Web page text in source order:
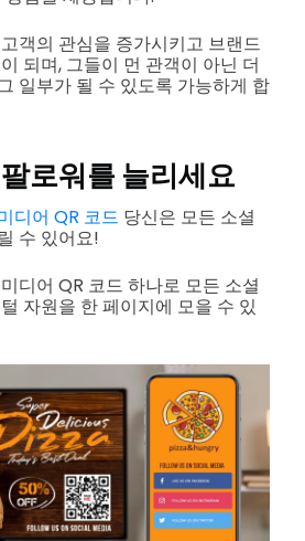
객의 관심을 증가시키고 브랜드
되며, 그들이 먼 관객이 아닌 더
일부가 될 수 있도록 가능하게 합
로워를 늘리세요
디어 QR 코드 당신은 모든 소셜
수 있어요!
디어 QR 코드 하나로 모든 소셜
자원을 한 페이지에 모을 수 있